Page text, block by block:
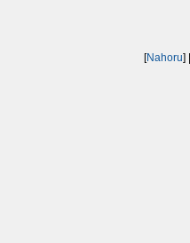
[Nahoru]